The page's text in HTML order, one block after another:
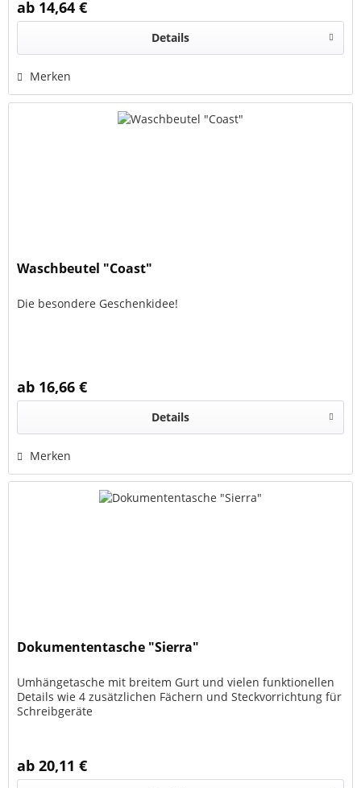
ab 14,64 €
Details
Merken
Waschbeutel "Coast"
Die besondere Geschenkidee!
ab 16,66 €
Details
Merken
Dokumententasche "Sierra"
Umhängetasche mit breitem Gurt und vielen funktionellen
Details wie 4 zusätzlichen Fächern und Steckvorrichtung für
Schreibgeräte
ab 20,11 €